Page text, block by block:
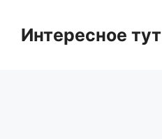
contentИнтересное тут